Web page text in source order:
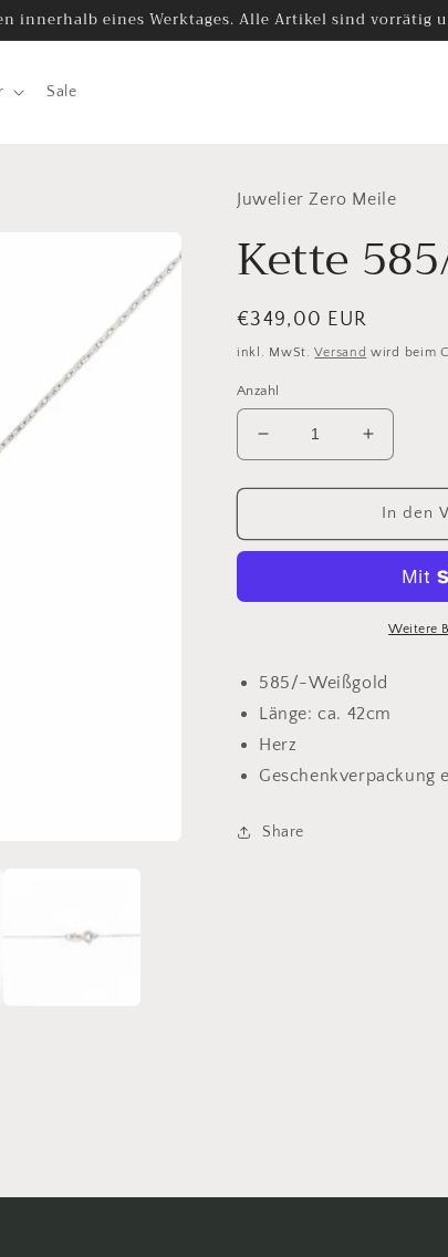
innerhalb eines Werktages. Alle Artikel sind vorrätig
Sale
Juwelier Zero Meile
Kette
Normaler
Preis
€349,00 EUR
inkl. MwSt.Versand wird beim
Anzahl
Verringere
die
Menge
Kette
Herzanhänger
Erhöhe
die
Menge
für
Kette
Gold
In den
Weitere
585/-Weißgold
Länge: ca. 42cm
Herz
Geschenkverpackung
Share